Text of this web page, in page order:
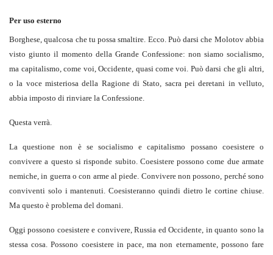
Per uso esterno
Borghese, qualcosa che tu possa smaltire. Ecco. Può darsi che Molotov abbia
visto giunto il momento della Grande Confessione: non siamo socialismo,
ma capitalismo, come voi, Occidente, quasi come voi. Può darsi che gli altri,
o la voce misteriosa della Ragione di Stato, sacra pei deretani in velluto,
abbia imposto di rinviare la Confessione.
Questa verrà.
La questione non è se socialismo e capitalismo possano coesistere o
convivere a questo si risponde subito. Coesistere possono come due armate
nemiche, in guerra o con arme al piede. Convivere non possono, perché sono
conviventi solo i mantenuti. Coesisteranno quindi dietro le cortine chiuse.
Ma questo è problema del domani.
Oggi possono coesistere e convivere, Russia ed Occidente, in quanto sono la
stessa cosa. Possono coesistere in pace, ma non eternamente, possono fare